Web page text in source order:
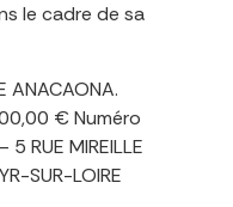
le cadre de sa
ANACAONA.
€ Numéro
RUE MIREILLE
SUR-LOIRE